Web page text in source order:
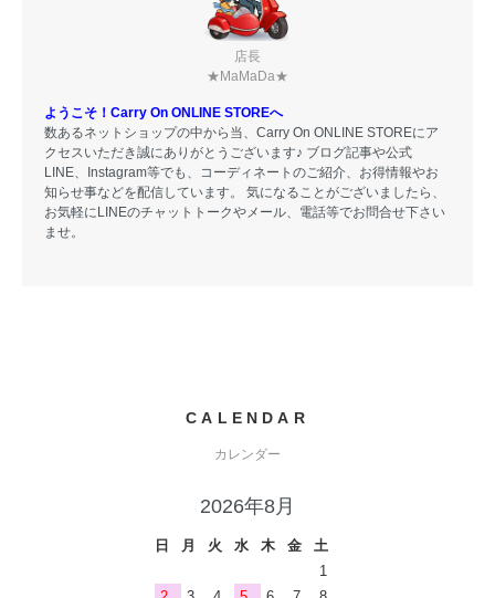
店長
★MaMaDa★
ようこそ！Carry On ONLINE STOREへ
数あるネットショップの中から当、Carry On ONLINE STOREにア
クセスいただき誠にありがとうございます♪ ブログ記事や公式
LINE、Instagram等でも、コーディネートのご紹介、お得情報やお
知らせ事などを配信しています。 気になることがございましたら、
お気軽にLINEのチャットトークやメール、電話等でお問合せ下さい
ませ。
CALENDAR
カレンダー
2026年8月
日 月 火 水 木 金
土
1